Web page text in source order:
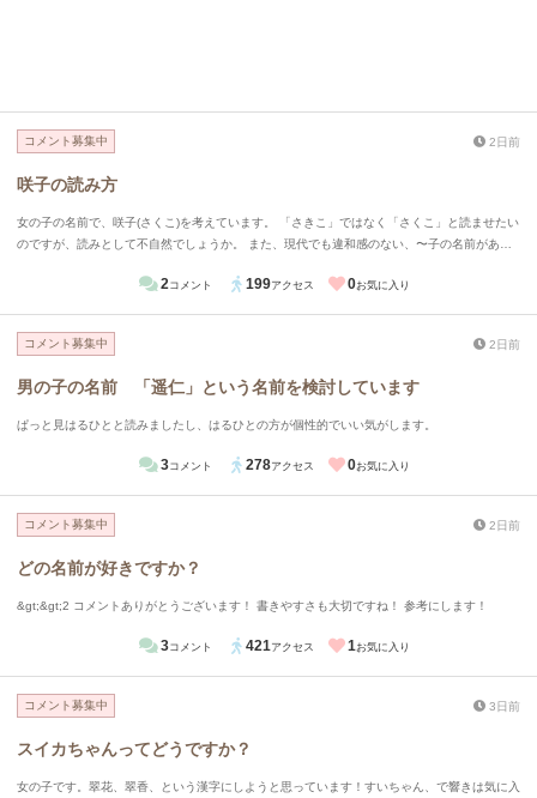
コメント募集中 2日前
咲子の読み方
女の子の名前で、咲子(さくこ)を考えています。 「さきこ」ではなく「さくこ」と読ませたい
のですが、読みとして不自然でしょうか。 また、現代でも違和感のない、〜子の名前があり
2コメント 199アクセス 0お気に入り
コメント募集中 2日前
男の子の名前 「遥仁」という名前を検討しています
ぱっと見はるひとと読みましたし、はるひとの方が個性的でいい気がします。
3コメント 278アクセス 0お気に入り
コメント募集中 2日前
どの名前が好きですか？
&gt;&gt;2 コメントありがとうございます！ 書きやすさも大切ですね！ 参考にします！
3コメント 421アクセス 1お気に入り
コメント募集中 3日前
スイカちゃんってどうですか？
女の子です。翠花、翠香、という漢字にしようと思っています！すいちゃん、で響きは気に入